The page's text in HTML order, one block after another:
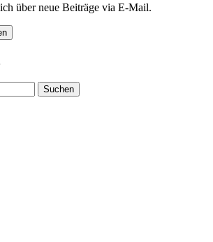
über neue Beiträge via E-Mail.